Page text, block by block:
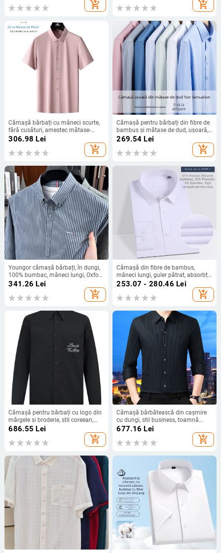
bumbac, lansare toamnă 2024 add_shopping_cart add_shopping_cart
Cămașă bărbați cu mâneci scurte,
fără cusături, amestec mătase-
lyocell, respirabil, guler tip lapel, stil
business pentru naveta zilnică
306.98 Lei
add_shopping_cart
Cămașă pentru bărbați din fibre de
bambus și mătase de dud, ușoară,
stil minimalist pentru afaceri
269.54 Lei
add_shopping_cart
Youngor cămașă bărbați, în dungi,
100% bumbac, mâneci lungi, Oxford
casual de toamnă pentru tineri și
341.26 Lei
add_shopping_cart
Cămașă din fibre de bambus,
mâneci lungi, guler pătrat, absorbție
a umezelii și fără nevoie de călcare
253.07 - 280.46 Lei
add_shopping_cart
Cămașă pentru bărbați cu logo din
mărgele și broderie, stil coreean,
croială lejeră, lungime medie,
686.55 Lei
add_shopping_cart
Cămașă bărbătească din cașmire
cu dungi, stil business, toamnă
2025, mâneci lungi
677.16 Lei
add_shopping_cart